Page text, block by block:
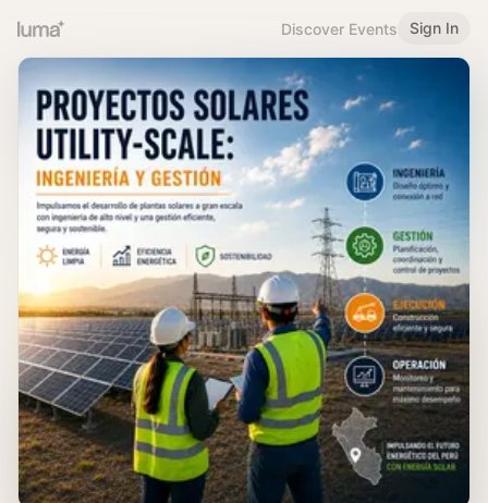
Discover Events Sign In